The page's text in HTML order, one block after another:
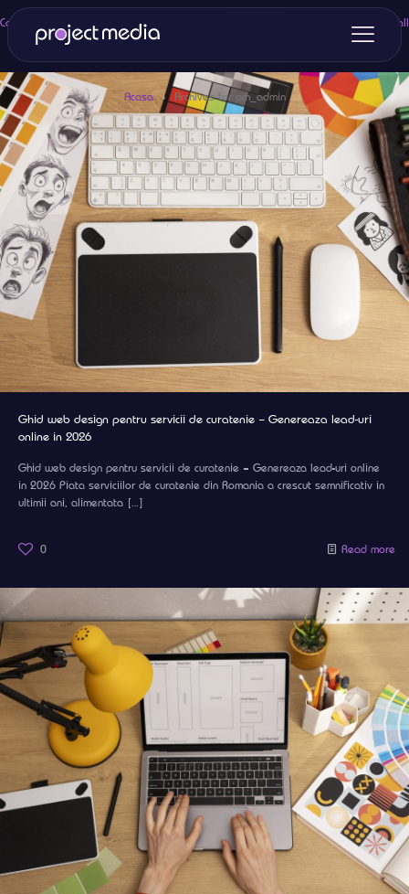
Acasa › Archives for pm_admin
Categories Tags Authors Show all
Ghid web design pentru servicii de curatenie – Genereaza lead-uri
online in 2026
Ghid web design pentru servicii de curatenie – Genereaza lead-uri online
in 2026 Piata serviciilor de curatenie din Romania a crescut semnificativ in
ultimii ani, alimentata […]
0 Read more